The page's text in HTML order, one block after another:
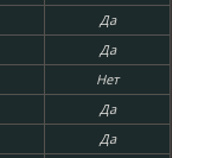
Да
Да
Нет
Да
Да